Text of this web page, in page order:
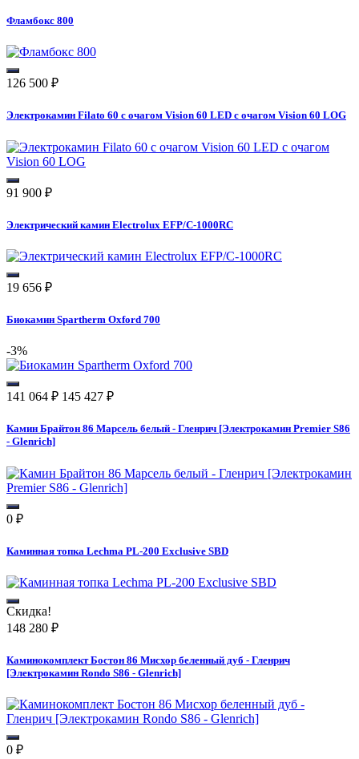
Фламбокс 800
126 500 ₽
Электрокамин Filato 60 с очагом Vision 60 LED с очагом Vision 60 LOG
91 900 ₽
Электрический камин Electrolux EFP/C-1000RC
19 656 ₽
Биокамин Spartherm Oxford 700
-3%
141 064 ₽ 145 427 ₽
Камин Брайтон 86 Марсель белый - Гленрич [Электрокамин Premier S86
- Glenrich]
0 ₽
Каминная топка Lechma PL-200 Exclusive SBD
Скидка!
148 280 ₽
Каминокомплект Бостон 86 Мисхор беленный дуб - Гленрич
[Электрокамин Rondo S86 - Glenrich]
0 ₽